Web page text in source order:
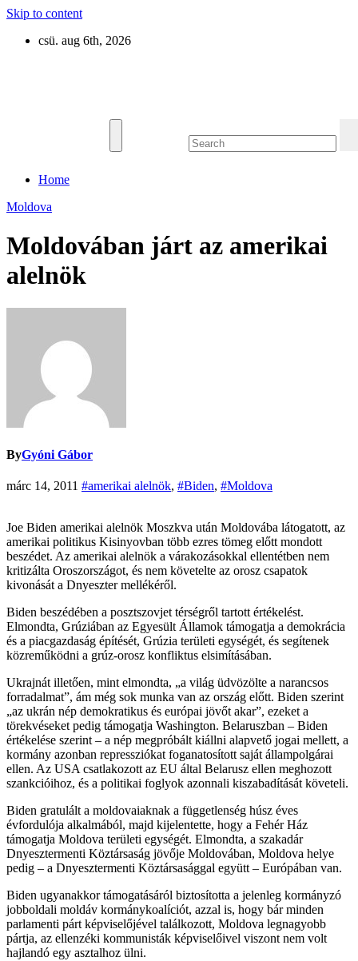
Skip to content
csü. aug 6th, 2026
Home
Moldova
Moldovában járt az amerikai
alelnök
ByGyóni Gábor
márc 14, 2011 #amerikai alelnök, #Biden, #Moldova
Joe Biden amerikai alelnök Moszkva után Moldovába látogatott, az
amerikai politikus Kisinyovban több ezres tömeg előtt mondott
beszédet. Az amerikai alelnök a várakozásokkal ellentétben nem
kritizálta Oroszországot, és nem követelte az orosz csapatok
kivonását a Dnyeszter mellékéről.
Biden beszédében a posztszovjet térségről tartott értékelést.
Elmondta, Grúziában az Egyesült Államok támogatja a demokrácia
és a piacgazdaság építését, Grúzia területi egységét, és segítenek
közreműködni a grúz-orosz konfliktus elsimításában.
Ukrajnát illetően, mint elmondta, „a világ üdvözölte a narancsos
forradalmat”, ám még sok munka van az ország előtt. Biden szerint
„az ukrán nép demokratikus és európai jövőt akar”, ezeket a
törekvéseket pedig támogatja Washington. Belaruszban – Biden
értékelése szerint – a nép megpróbált kiállni alapvető jogai mellett, a
kormány azonban repressziókat foganatosított saját állampolgárai
ellen. Az USA csatlakozott az EU által Belarusz ellen meghozott
szankcióihoz, és a politikai foglyok azonnali kiszabadítását követeli.
Biden gratulált a moldovaiaknak a függetlenség húsz éves
évfordulója alkalmából, majd kijelentette, hogy a Fehér Ház
támogatja Moldova területi egységét. Elmondta, a szakadár
Dnyesztermenti Köztársaság jövője Moldovában, Moldova helye
pedig – a Dnyesztermenti Köztársasággal együtt – Európában van.
Biden ugyanakkor támogatásáról biztosította a jelenleg kormányzó
jobboldali moldáv kormánykoalíciót, azzal is, hogy bár minden
parlamenti párt képviselőjével találkozott, Moldova legnagyobb
pártja, az ellenzéki kommunisták képviselőivel viszont nem volt
hajlandó egy asztalhoz ülni.